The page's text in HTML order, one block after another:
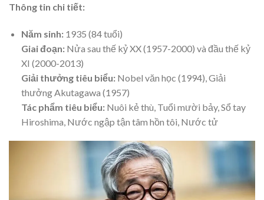
Thông tin chi tiết:
Năm sinh:1935 (84 tuổi)
Giai đoạn:Nửa sau thế kỷ XX (1957-2000) và đầu thế kỷ
XI (2000-2013)
Giải thưởng tiêu biểu:Nobel văn học (1994), Giải
thưởng Akutagawa (1957)
Tác phẩm tiêu biểu:Nuôi kẻ thù, Tuổi mười bảy, Sổ tay
Hiroshima, Nước ngập tận tâm hồn tôi, Nước tử